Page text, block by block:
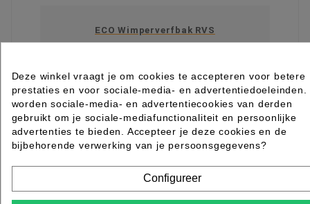
ECO Wimperverfbak RVS
excl. btw€ 6,08
incl. btw € 7,36
 Op voorraad direct leverbaar
IN WINKELWAGEN
SSL Beveiligd Shoppen MAZzelpunten
gerust +31 (0)88 006 7600
Deze winkel vraagt je om cookies te accepteren voor betere
prestaties en voor sociale-media- en advertentiedoeleinden.
worden sociale-media- en advertentiecookies van derden
gebruikt om je sociale-mediafunctionaliteit en persoonlijke
advertenties te bieden. Accepteer je deze cookies en de
bijbehorende verwerking van je persoonsgegevens?
Configureer